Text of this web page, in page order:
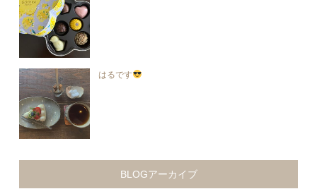
はるです
BLOGアーカイブ